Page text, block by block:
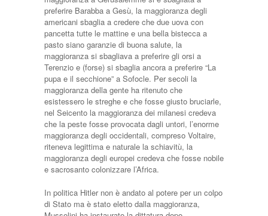
preferire Barabba a Gesù, la maggioranza degli
americani sbaglia a credere che due uova con
pancetta tutte le mattine e una bella bistecca a
pasto siano garanzie di buona salute, la
maggioranza si sbagliava a preferire gli orsi a
Terenzio e (forse) si sbaglia ancora a preferire “La
pupa e il secchione” a Sofocle. Per secoli la
maggioranza della gente ha ritenuto che
esistessero le streghe e che fosse giusto bruciarle,
nel Seicento la maggioranza dei milanesi credeva
che la peste fosse provocata dagli untori, l’enorme
maggioranza degli occidentali, compreso Voltaire,
riteneva legittima e naturale la schiavitù, la
maggioranza degli europei credeva che fosse nobile
e sacrosanto colonizzare l’Africa.
In politica Hitler non è andato al potere per un colpo
di Stato ma è stato eletto dalla maggioranza,